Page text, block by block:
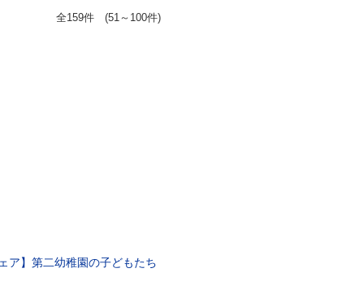
全159件 (51～100件)
】第二幼稚園の子どもたち